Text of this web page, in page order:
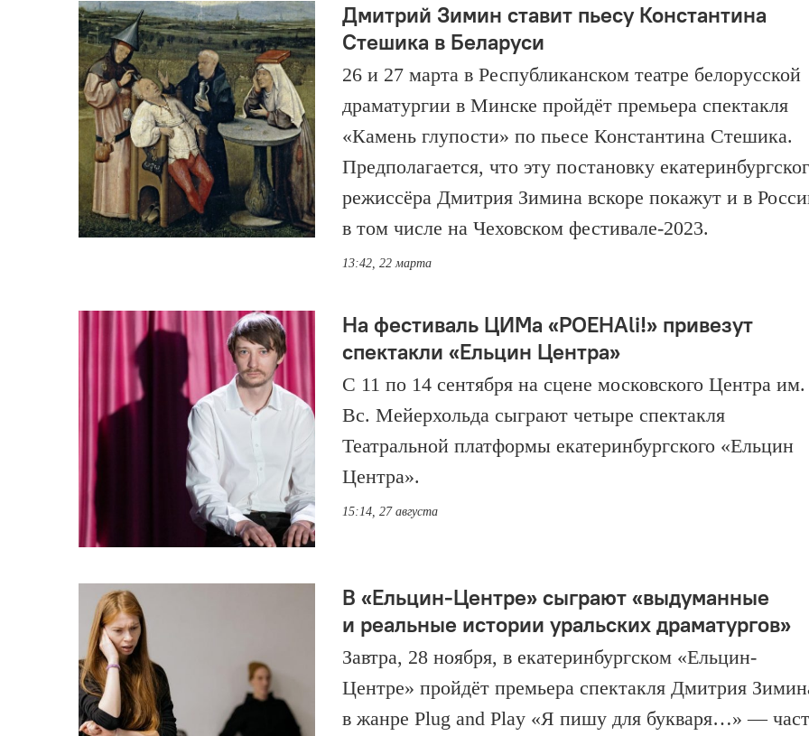
Дмитрий Зимин ставит пьесу Константина
Стешика в Беларуси
26 и 27 марта в Республиканском театре белорусской
драматургии в Минске пройдёт премьера спектакля
«Камень глупости» по пьесе Константина Стешика.
Предполагается, что эту постановку
режиссёра Дмитрия Зимина вскоре покажут и в
в том числе на Чеховском фестивале-2023.
13:42, 22 марта
На фестиваль ЦИМа «POEHАli!» привезут
спектакли «Ельцин Центра»
С 11 по 14 сентября на сцене московского Центра им.
Вс. Мейерхольда сыграют четыре спектакля
Театральной платформы екатеринбургского «Ельцин
Центра».
15:14, 27 августа
В «Ельцин-Центре» сыграют «выдуманные
и реальные истории уральских драматургов»
Завтра, 28 ноября, в екатеринбургском «Ельцин-
Центре» пройдёт премьера спектакля Дмитрия
в жанре Plug and Play «Я пишу для букваря…» —